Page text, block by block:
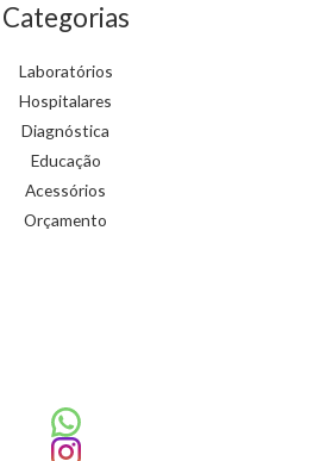
Categorias
Laboratórios
Hospitalares
Diagnóstica
Educação
Acessórios
Orçamento